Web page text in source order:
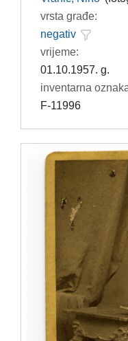
vrsta građe:
negativ
vrijeme:
01.10.1957. g.
inventarna
F-11996